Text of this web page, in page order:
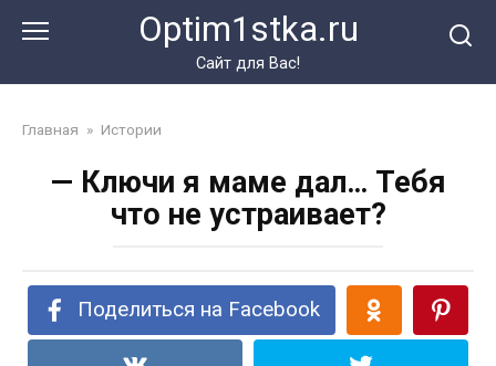
Optim1stka.ru
Сайт для Вас!
Главная » Истории
— Ключи я маме дал… Тебя
что не устраивает?
Поделиться на Facebook